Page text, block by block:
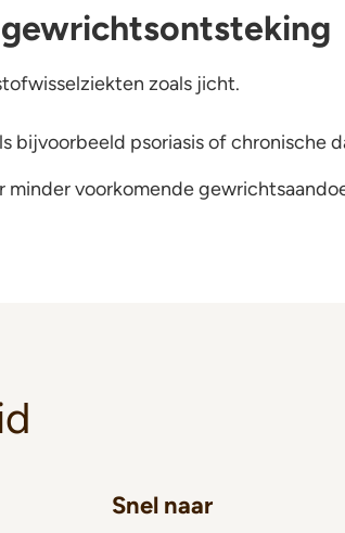
zoals jicht.
bijvoorbeeld psoriasis of chronische
voorkomende
Snel naar